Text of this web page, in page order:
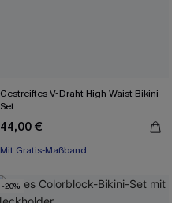
Gestreiftes V-Draht High-Waist Bikini-
Set
44,00 €
Mit Gratis-Maßband
-20%